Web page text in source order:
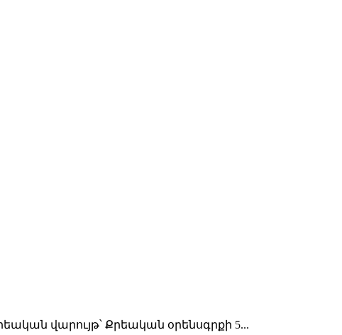
վարույթ՝ Քրեական օրենսգրքի 5...